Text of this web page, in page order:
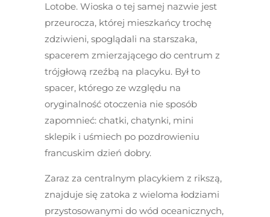
Lotobe. Wioska o tej samej nazwie jest
przeurocza, której mieszkańcy trochę
zdziwieni, spoglądali na starszaka,
spacerem zmierzającego do centrum z
trójgłową rzeźbą na placyku. Był to
spacer, którego ze względu na
oryginalność otoczenia nie sposób
zapomnieć: chatki, chatynki, mini
sklepik i uśmiech po pozdrowieniu
francuskim dzień dobry.
Zaraz za centralnym placykiem z rikszą,
znajduje się zatoka z wieloma łodziami
przystosowanymi do wód oceanicznych,